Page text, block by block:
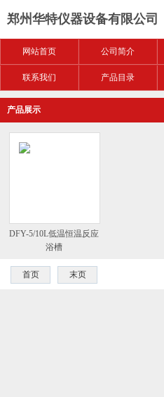
郑州华特仪器设备有限公司
网站首页 公司简介
联系我们 产品目录
产品展示
DFY-5/10L低温恒温反应
浴槽
首页 末页